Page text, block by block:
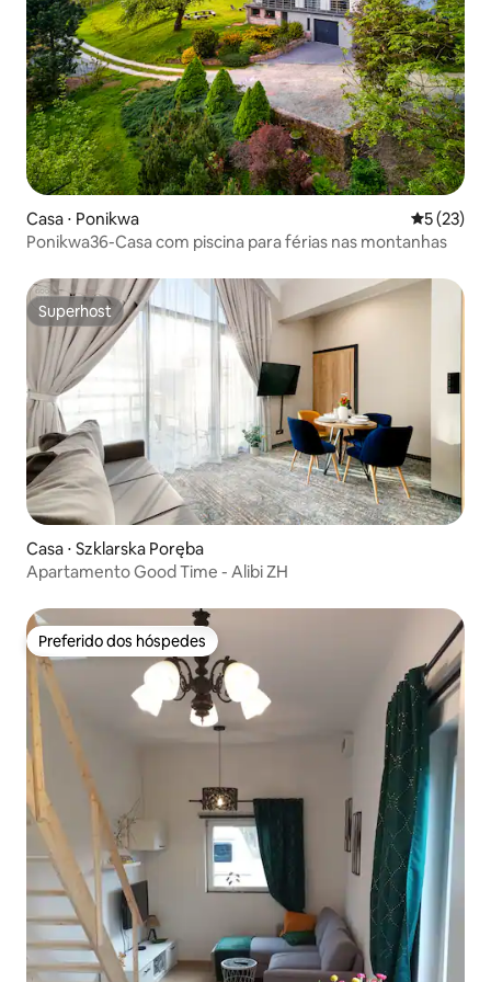
Casa ⋅ Ponikwa 5 de uma
5 (23)
Ponikwa36-Casa com piscina para férias nas montanhas
Superhost
Superhost
Casa ⋅ Szklarska Poręba
Apartamento Good Time - Alibi ZH
Preferido dos hóspedes
Preferido dos hóspedes